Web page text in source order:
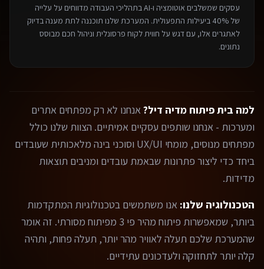
עסקים שמשלבים אוטומציה ו-AI בתהליכי העבודה מדווחים על עלייה
של 40% ביעילות התפעולית. המערכת שלנו תוכננה לתת מענה בדיוק
לאתגרים אלו, עם דגש על חווית לקוח פרסונלית וניהול חכם מבוסס
נתונים.
למה בית פיתוח מדיה דיל?אנחנו לא רק מפתחים אתרים
ומערכות - אנחנו שותפים עסקיים אמיתיים. הצוות שלנו כולל
מפתחים מנוסים, מומחי UX/UI וסוכני בינה מלאכותית שעובדים
ביחד כדי ליצור פתרונות שבאמת עובדים ומניבים תוצאות
מדידות.
הטכנולוגיה שלנו: אנו משתמשים בטכנולוגיות המתקדמות
ביותר, שמאפשרות פיתוח מהיר פי 3 מפיתוח מסורתי. זה אומר
שהמערכת שלכם תעלה לאוויר מהר יותר, תעלה פחות, ותהיה
קלה יותר לתחזוקה ולעדכונים עתידיים.